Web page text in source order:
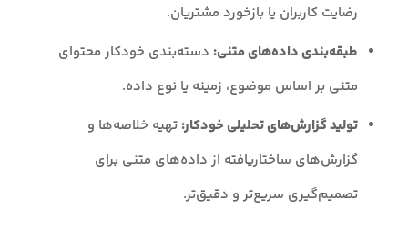
رضایت کاربران یا بازخورد مشتریان.
طبقه‌بندی داده‌های متنی: دسته‌بندی خودکار محتوای
متنی بر اساس موضوع، زمینه یا نوع داده.
تولید گزارش‌های تحلیلی خودکار: تهیه خلاصه‌ها و
گزارش‌های ساختاریافته از داده‌های متنی برای
تصمیم‌گیری سریع‌تر و دقیق‌تر.